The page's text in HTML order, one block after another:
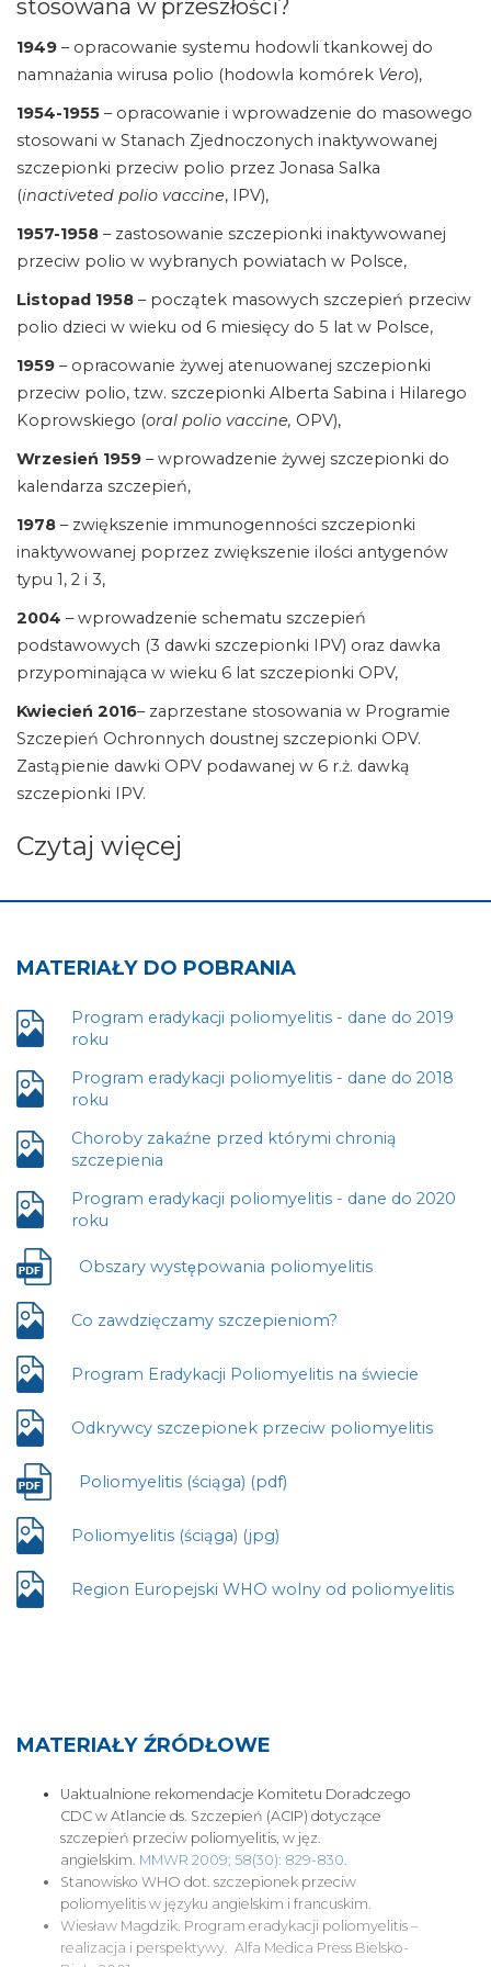
stosowana w przeszłości?
1949 – opracowanie systemu hodowli tkankowej do
namnażania wirusa polio (hodowla komórek Vero),
1954-1955 – opracowanie i wprowadzenie do masowego
stosowani w Stanach Zjednoczonych inaktywowanej
szczepionki przeciw polio przez Jonasa Salka
(inactiveted polio vaccine, IPV),
1957-1958 – zastosowanie szczepionki inaktywowanej
przeciw polio w wybranych powiatach w Polsce,
Listopad 1958 – początek masowych szczepień przeciw
polio dzieci w wieku od 6 miesięcy do 5 lat w Polsce,
1959 – opracowanie żywej atenuowanej szczepionki
przeciw polio, tzw. szczepionki Alberta Sabina i Hilarego
Koprowskiego (oral polio vaccine, OPV),
Wrzesień 1959 – wprowadzenie żywej szczepionki do
kalendarza szczepień,
1978 – zwiększenie immunogenności szczepionki
inaktywowanej poprzez zwiększenie ilości antygenów
typu 1, 2 i 3,
2004 – wprowadzenie schematu szczepień
podstawowych (3 dawki szczepionki IPV) oraz dawka
przypominająca w wieku 6 lat szczepionki OPV,
Kwiecień 2016– zaprzestane stosowania w Programie
Szczepień Ochronnych doustnej szczepionki OPV.
Zastąpienie dawki OPV podawanej w 6 r.ż. dawką
szczepionki IPV.
Czytaj więcej
MATERIAŁY DO POBRANIA
Program eradykacji poliomyelitis - dane do 2019
roku
Plik
się
w
karcie
Program eradykacji poliomyelitis - dane do 2018
roku
Plik
się
w
karcie
Choroby zakaźne przed którymi chronią
szczepienia
Plik
się
w
nowej
karcie
Program eradykacji poliomyelitis - dane do 2020
roku
Plik
się
w
nowej
karcie
Obszary występowania poliomyelitis
Plik
otwiera
się
w
nowej
karcie
Co zawdzięczamy szczepieniom?
Plik
otwiera
się
w
nowej
karcie
Program Eradykacji Poliomyelitis na świecie
Plik
otwiera
się
w
nowej
karcie
Odkrywcy szczepionek przeciw poliomyelitis
Plik
otwiera
się
w
nowej
karcie
Poliomyelitis (ściąga) (pdf)
Plik
otwiera
się
w
nowej
karcie
Poliomyelitis (ściąga) (jpg)
Plik
otwiera
się
w
Region Europejski WHO wolny od poliomyelitis
Plik
MATERIAŁY ŹRÓDŁOWE
Uaktualnione rekomendacje Komitetu Doradczego
CDC w Atlancie ds. Szczepień (ACIP) dotyczące
szczepień przeciw poliomyelitis, w jęz.
angielskim. MMWR 2009; 58(30): 829-830.
Stanowisko WHO dot. szczepionek przeciw
poliomyelitis w języku angielskim i francuskim.
Wiesław Magdzik. Program eradykacji poliomyelitis –
realizacja i perspektywy. Alfa Medica Press Bielsko-